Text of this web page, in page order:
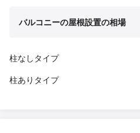
バルコニーの屋根設置の相場
柱なしタイプ
柱ありタイプ